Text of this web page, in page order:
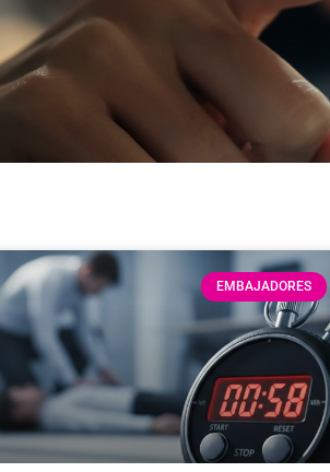
EMBAJADORES